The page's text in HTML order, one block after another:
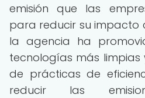
emisión que las
para reducir su impacto
la agencia ha
tecnologías más
de prácticas de
reducir las